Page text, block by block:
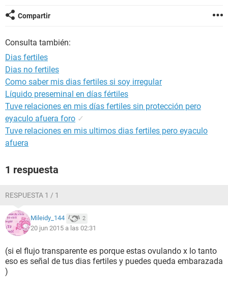
Compartir
Consulta también:
Dias fertiles
Dias no fertiles
Como saber mis dias fertiles si soy irregular
Líquido preseminal en días fértiles
Tuve relaciones en mis días fertiles sin protección pero
eyaculo afuera foro ✓
Tuve relaciones en mis ultimos dias fertiles pero eyaculo
afuera
1 respuesta
RESPUESTA 1 / 1
Mileidy_144 2
20 jun 2015 a las 02:31
(si el flujo transparente es porque estas ovulando x lo tanto
eso es señal de tus dias fertiles y puedes queda embarazada
)